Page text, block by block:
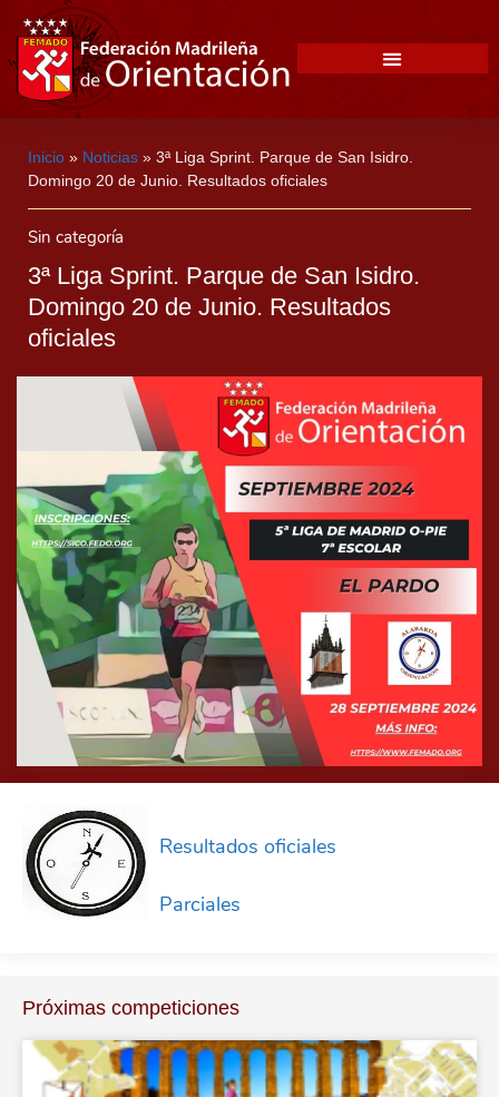
Inicio » Noticias » 3ª Liga Sprint. Parque de San Isidro.
Domingo 20 de Junio. Resultados oficiales
Sin categoría
3ª Liga Sprint. Parque de San Isidro.
Domingo 20 de Junio. Resultados
oficiales
Resultados oficiales
Parciales
Próximas competiciones